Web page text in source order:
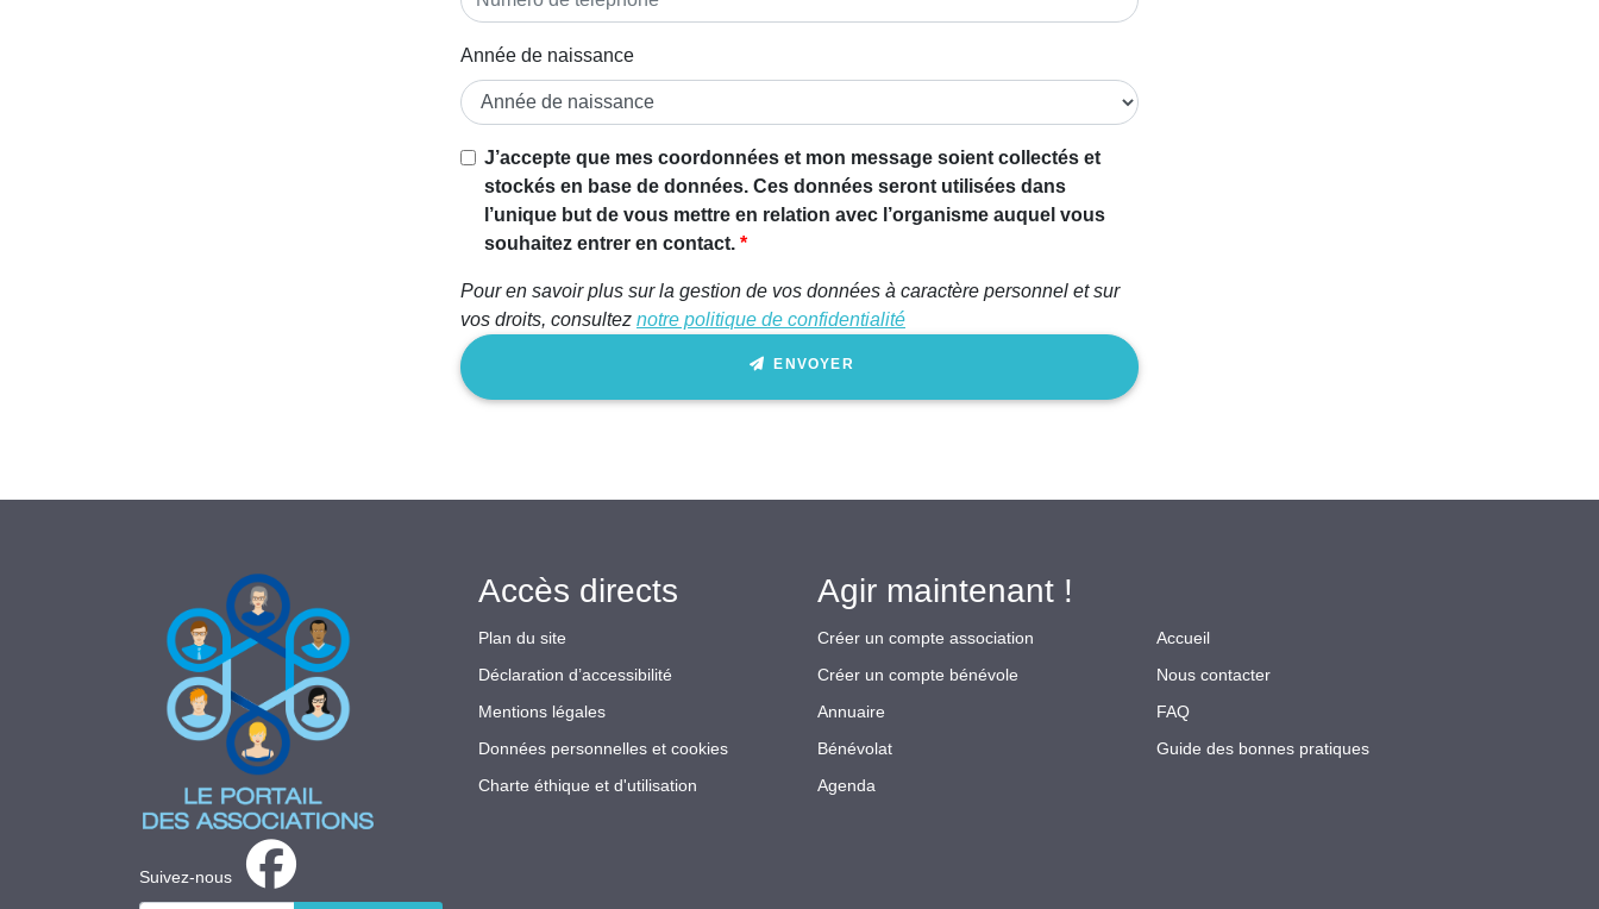
Année de naissance
Si vous
êtes un
être
humain,
ce
champ
J’accepte que mes coordonnées et mon message soient collectés et
stockés en base de données. Ces données seront utilisées dans
l’unique but de vous mettre en relation avec l’organisme auquel vous
souhaitez entrer en contact.
Pour en savoir plus sur la gestion de vos données à caractère personnel et sur
vos droits, consultez notre politique de confidentialité
ENVOYER
Suivez-nous
Accès directs
Plan du site
Déclaration d’accessibilité
Mentions légales
Données personnelles et cookies
Charte éthique et d'utilisation
Agir maintenant !
Créer un compte association
Créer un compte bénévole
Annuaire
Bénévolat
Agenda
Accueil
Nous contacter
FAQ
Guide des bonnes pratiques